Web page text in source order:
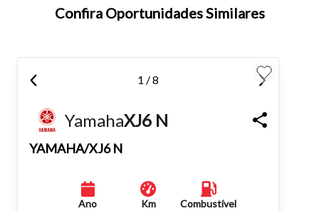
Fechar
Confira Oportunidades Similares
1 / 8
YamahaXJ6 N
YAMAHA/XJ6 N
Ano Km Combustível